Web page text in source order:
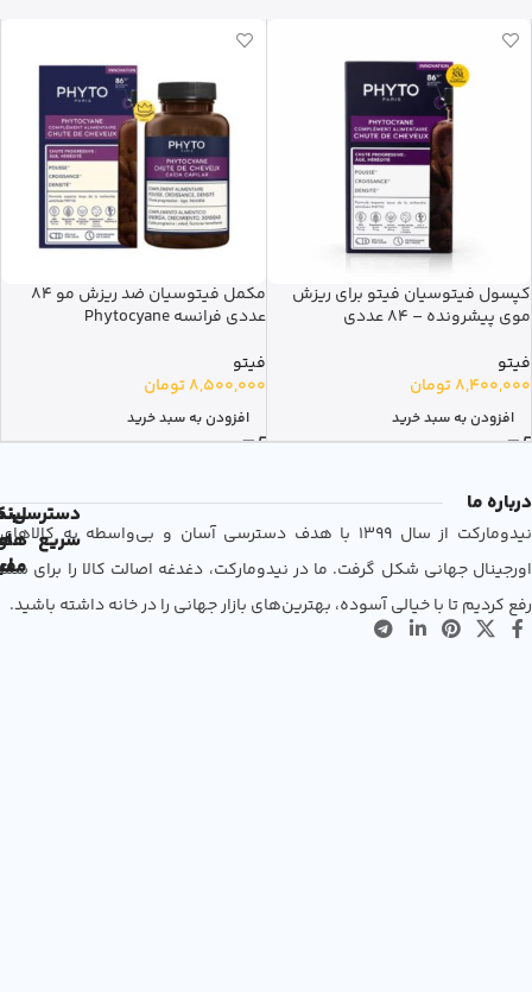
کپسول فیتوسیان فیتو برای ریزش
موی پیشرونده – 84 عددی
فیتو
8,400,000تومان
افزودن به سبد خرید
مکمل فیتوسیان ضد ریزش مو 84
عددی فرانسه Phytocyane
فیتو
8,500,000 تومان
افزودن به سبد خرید
درباره ما
نیدومارکت از سال 1399 با هدف دسترسی آسان و بی‌واسطه به کالاهای
اورجینال جهانی شکل گرفت. ما در نیدومارکت، دغدغه اصالت کالا را برای شما
رفع کردیم تا با خیالی آسوده، بهترین‌های بازار جهانی را در خانه داشته باشید.
دسترسی
سریع